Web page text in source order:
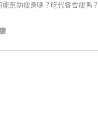
幫助瘦身嗎？吃代餐會瘦嗎？